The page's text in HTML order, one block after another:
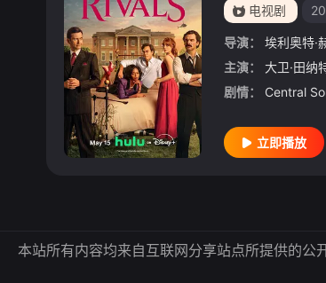
电视剧
导演： 埃利奥特·
主演：
大卫·田纳
剧情：
立即播放
本站所有内容均来自互联网分享站点所提供的公